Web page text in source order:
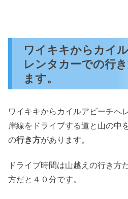
ワイキキからカイ
レンタカーでの行
ます。
ワイキキからカイルアビーチへ
岸線をドライブする道と山の中
の行き方があります。
ドライブ時間は山越えの行き方
方だと４０分です。